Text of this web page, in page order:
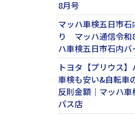
8月号
マッハ車検五日市石
り マッハ通信令和
ハ車検五日市石内バ
トヨタ【プリウス
車検も安い&自転車
反則金額｜マッハ
パス店